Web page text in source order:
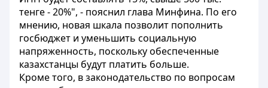
тенге - 20%", - пояснил глава Минфина. По его
мнению, новая шкала позволит пополнить
госбюджет и уменьшить социальную
напряженность, поскольку обеспеченные
казахстанцы будут платить больше.
Кроме того, в законодательство по вопросам